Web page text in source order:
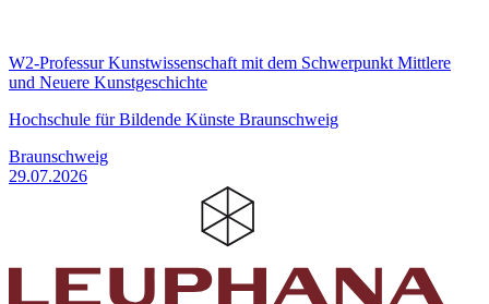
W2-Professur Kunstwissenschaft mit dem Schwerpunkt Mittlere
und Neuere Kunstgeschichte
Hochschule für Bildende Künste Braunschweig
Braunschweig
29.07.2026